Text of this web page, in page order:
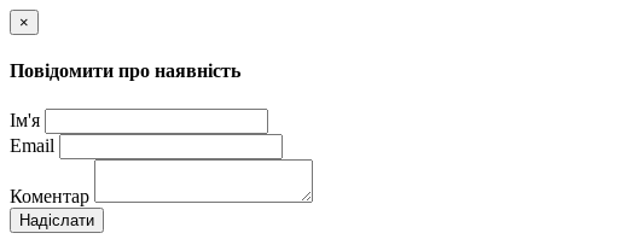
×
Повідомити про наявність
Ім'я
Email
Коментар
Надіслати